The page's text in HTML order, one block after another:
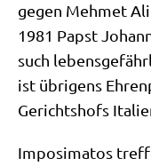
gegen Meh­met
1981 Papst
such
ist übri­gens
Gerichts­hofs
Impo­si­ma­tos